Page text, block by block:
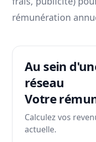
rémunération
Au sein
réseau
Votre
Calculez vos
actuelle.